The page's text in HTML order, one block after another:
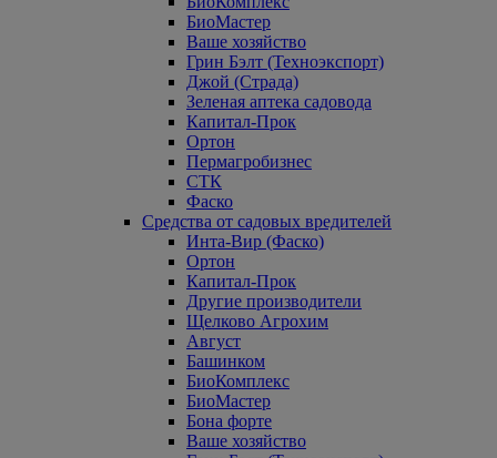
БиоМастер
Ваше хозяйство
Грин Бэлт (Техноэкспорт)
Джой (Страда)
Зеленая аптека садовода
Капитал-Прок
Ортон
Пермагробизнес
СТК
Фаско
Средства от садовых вредителей
Инта-Вир (Фаско)
Ортон
Капитал-Прок
Другие производители
Щелково Агрохим
Август
Башинком
БиоКомплекс
БиоМастер
Бона форте
Ваше хозяйство